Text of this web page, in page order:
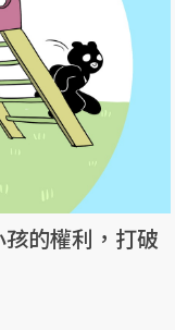
的權利，打破